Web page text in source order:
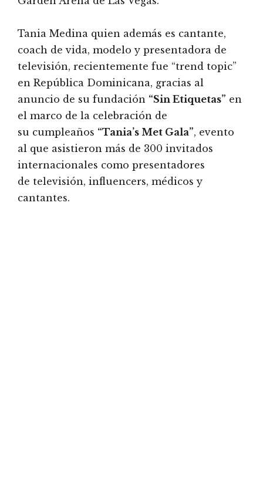
Tania Medina quien además es cantante,
coach de vida, modelo y presentadora de
televisión, recientemente fue “trend topic”
en República Dominicana, gracias al
anuncio de su fundación “Sin Etiquetas” en
el marco de la celebración de
su cumpleaños “Tania’s Met Gala”, evento
al que asistieron más de 300 invitados
internacionales como presentadores
de televisión, influencers, médicos y
cantantes.